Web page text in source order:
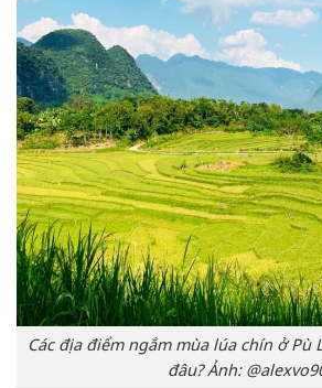
Các địa điểm ngắm mùa lúa chín ở Pù
đâu? Ảnh: